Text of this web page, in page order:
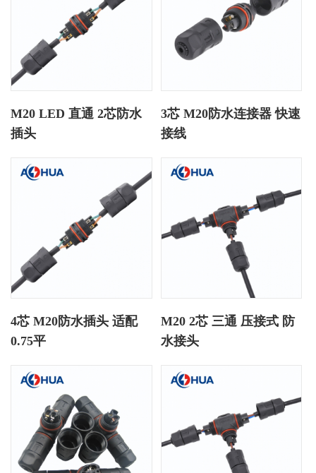
M20 LED 直通 2芯防水
插头
3芯 M20防水连接器 快速
接线
4芯 M20防水插头 适配
0.75平
M20 2芯 三通 压接式 防
水接头